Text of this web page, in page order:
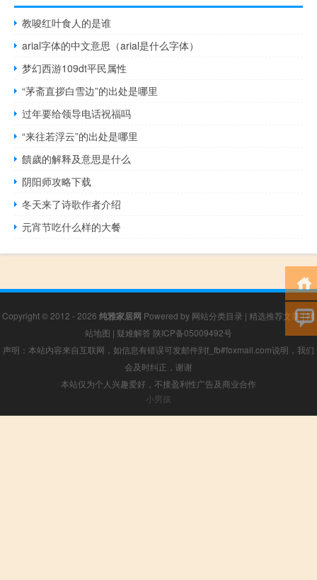
教唆红叶食人的是谁
arial字体的中文意思（arial是什么字体）
梦幻西游109dt平民属性
“茅斋直拶白雪边”的出处是哪里
过年要给领导电话祝福吗
“来往若浮云”的出处是哪里
饋歲的解释及意思是什么
阴阳师攻略下载
冬天来了诗歌作者介绍
元宵节吃什么样的大餐
Copyright © 2012 - 2026 纯雅家居网 Powered by 网站分类目录 | 精选推荐文章|网
站地图 | 疑难解答 陕ICP备05009492号
声明：本站内容来自互联网，如信息有错误可发邮件到f_fb#foxmail.com说明，我们
会及时纠正，谢谢
本站仅为个人兴趣爱好，不接盈利性广告及商业合作
小男孩